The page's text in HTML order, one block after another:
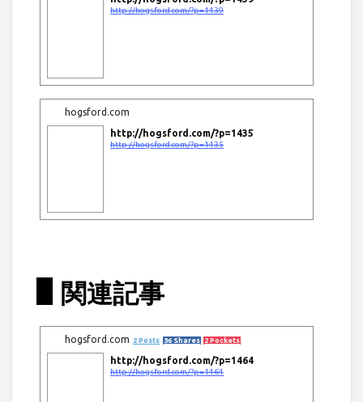
http://hogsford.com/?p=1439
hogsford.com
http://hogsford.com/?p=1435
http://hogsford.com/?p=1435
関連記事
hogsford.com 2 Posts 36 Shares 2 Pockets
http://hogsford.com/?p=1464
http://hogsford.com/?p=1464